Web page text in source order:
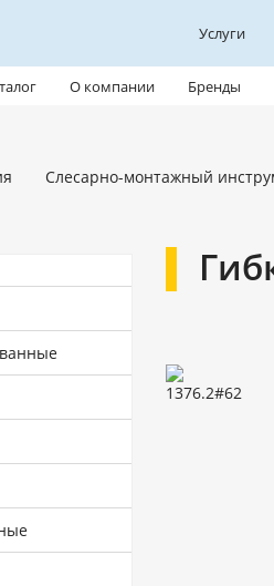
Услуги
О компании Бренды
Слесарно-монтажный